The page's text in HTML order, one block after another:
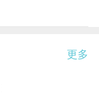
更多